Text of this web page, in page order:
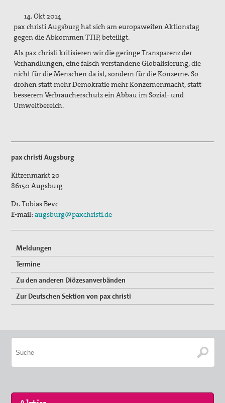
Aktion Aufschrei
Den Staat Palästina anerkennen!
Christlich-muslimischer Dialog
Begleitung bei Gewissensfragen zum neuen Wehrdienst,
KDV Beratung
Leitungsteam
Ehrenamtliche
Pädagogisches Konzept
Publikationen
Lobbyarbeit
Spiritualität
Quartalgottesdienst mit pax christi
Max Josef Metzger-Gedenken
14. Okt 2014
pax christi Augsburg hat sich am europaweiten Aktionstag
gegen die Abkommen TTIP, beteiligt.
Als pax christi kritisieren wir die geringe Transparenz der
Verhandlungen, eine falsch verstandene Globalisierung, die
nicht für die Menschen da ist, sondern für die Konzerne. So
drohen statt mehr Demokratie mehr Konzernenmacht, statt
besserem Verbraucherschutz ein Abbau im Sozial- und
Umweltbereich.
pax christi Augsburg
Kitzenmarkt 20
86150 Augsburg
Dr. Tobias Bevc
E-mail:augsburg@paxchristi.de
Meldungen
Termine
Zu den anderen Diözesanverbänden
Zur Deutschen Sektion von pax christi